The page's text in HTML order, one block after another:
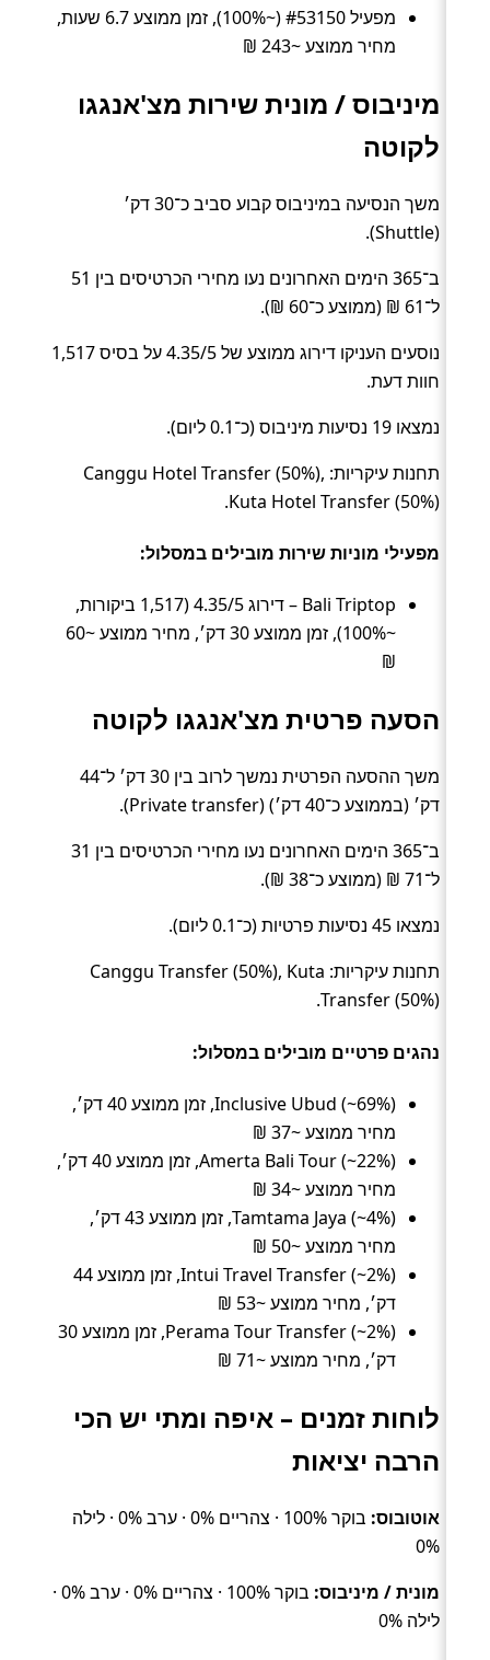
מפעיל #53150 (~100%), זמן ממוצע 6.7 שעות,
מחיר ממוצע ~243 ₪
מיניבוס / מונית שירות מצ'אנגגו
לקוטה
משך הנסיעה במיניבוס קבוע סביב כ־30 דק׳
(Shuttle).
ב־365 הימים האחרונים נעו מחירי הכרטיסים בין 51
ל־61 ₪ (ממוצע כ־60 ₪).
נוסעים העניקו דירוג ממוצע של 4.35/5 על בסיס 1,517
חוות דעת.
נמצאו 19 נסיעות מיניבוס (כ־0.1 ליום).
תחנות עיקריות: Canggu Hotel Transfer (50%),
Kuta Hotel Transfer (50%).
מפעילי מוניות שירות מובילים במסלול:
Bali Triptop – דירוג 4.35/5 (1,517 ביקורות,
~100%), זמן ממוצע 30 דק׳, מחיר ממוצע ~60
₪
הסעה פרטית מצ'אנגגו לקוטה
משך ההסעה הפרטית נמשך לרוב בין 30 דק׳ ל־44
דק׳ (בממוצע כ־40 דק׳) (Private transfer).
ב־365 הימים האחרונים נעו מחירי הכרטיסים בין 31
ל־71 ₪ (ממוצע כ־38 ₪).
נמצאו 45 נסיעות פרטיות (כ־0.1 ליום).
תחנות עיקריות: Canggu Transfer (50%), Kuta
Transfer (50%).
נהגים פרטיים מובילים במסלול:
Inclusive Ubud (~69%), זמן ממוצע 40 דק׳,
מחיר ממוצע ~37 ₪
Amerta Bali Tour (~22%), זמן ממוצע 40 דק׳,
מחיר ממוצע ~34 ₪
Tamtama Jaya (~4%), זמן ממוצע 43 דק׳,
מחיר ממוצע ~50 ₪
Intui Travel Transfer (~2%), זמן ממוצע 44
דק׳, מחיר ממוצע ~53 ₪
Perama Tour Transfer (~2%), זמן ממוצע 30
דק׳, מחיר ממוצע ~71 ₪
לוחות זמנים – איפה ומתי יש הכי
הרבה יציאות
אוטובוס:
בוקר 100% · צהריים 0% · ערב 0% · לילה
0%
מונית / מיניבוס:
בוקר 100% · צהריים 0% · ערב 0% ·
לילה 0%